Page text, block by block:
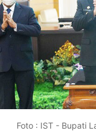
Foto : IST - Bupati